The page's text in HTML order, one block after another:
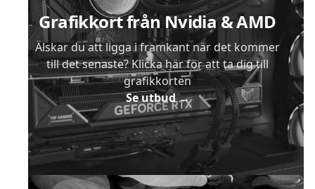
Grafikkort från Nvidia & AMD
Älskar du att ligga i framkant när det kommer
till det senaste? Klicka här för att ta dig till
grafikkorten
Se utbud→